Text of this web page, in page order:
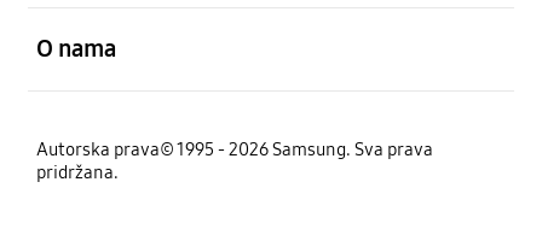
O nama
Autorska prava© 1995 - 2026 Samsung. Sva prava
pridržana.